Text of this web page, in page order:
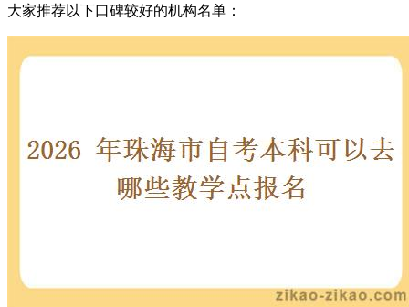
大家推荐以下口碑较好的机构名单：